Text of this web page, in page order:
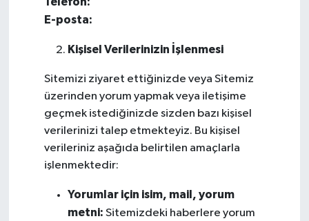
E-posta:
Kişisel Verilerinizin İşlenmesi
Sitemizi ziyaret ettiğinizde veya Sitemiz
üzerinden yorum yapmak veya iletişime
geçmek istediğinizde sizden bazı kişisel
verilerinizi talep etmekteyiz. Bu kişisel
verileriniz aşağıda belirtilen amaçlarla
işlenmektedir:
Yorumlar için isim, mail, yorum
metni: Sitemizdeki haberlere yorum